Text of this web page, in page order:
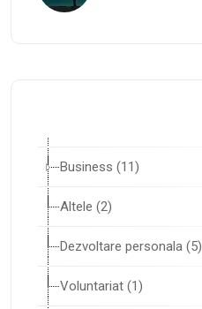
Business (11)
Altele (2)
Dezvoltare personala (5)
Voluntariat (1)